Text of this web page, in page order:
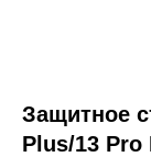
Защитное
Plus/13 Pro